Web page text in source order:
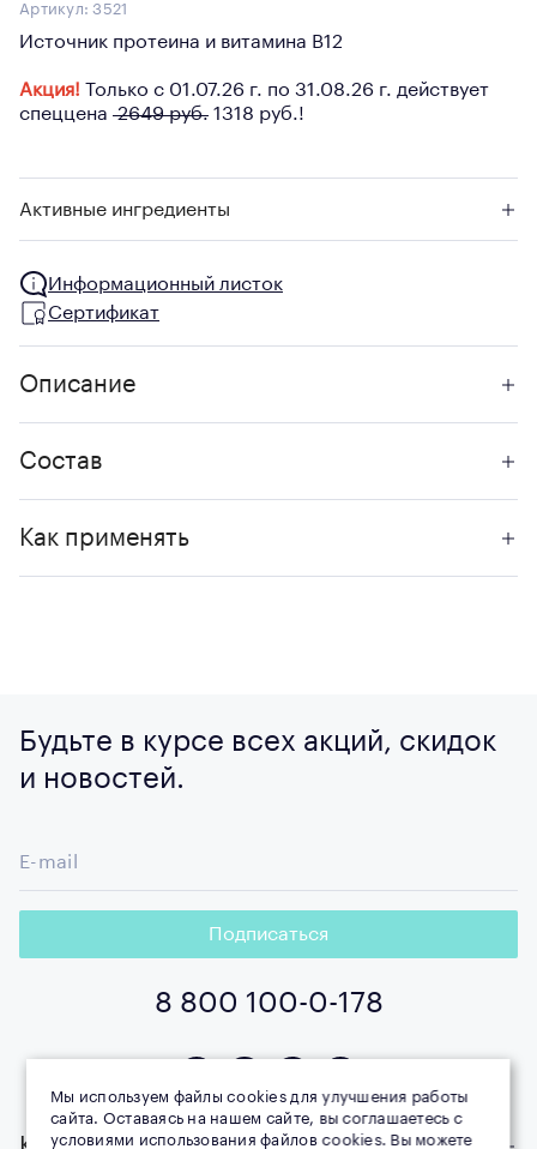
Артикул:3521
Источник протеина и витамина В12
Акция! Только с 01.07.26 г. по 31.08.26 г. действует
спеццена 2649 руб. 1318 руб.!
Активные ингредиенты
Информационный листок
Сертификат
Описание
Состав
Как применять
Будьте в курсе всех акций, скидок
и новостей.
E-mail
Подписаться
8 800 100-0-178
Мы используем файлы cookies для улучшения работы
сайта. Оставаясь на нашем сайте, вы соглашаетесь с
условиями использования файлов cookies. Вы можете